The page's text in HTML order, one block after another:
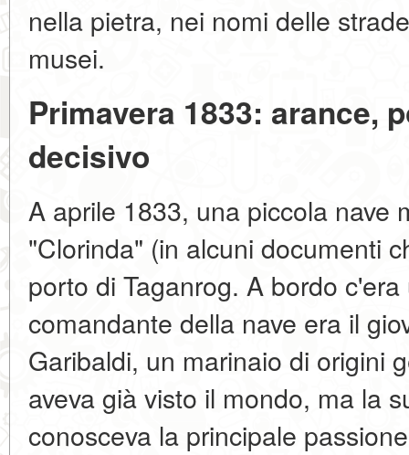
nella pietra, nei nomi delle
musei.
Primavera 1833: arance,
decisivo
A aprile 1833, una piccola nave
"Clorinda" (in alcuni documenti
porto di Taganrog. A bordo
comandante della nave era il
Garibaldi, un marinaio di origini
aveva già visto il mondo, ma la
conosceva la principale